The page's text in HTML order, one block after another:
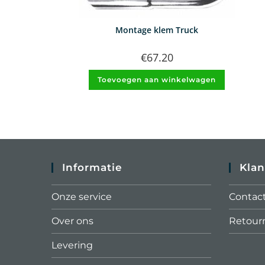
Montage klem Truck
€67.20
Toevoegen aan winkelwagen
Informatie
Onze service
Over ons
Levering